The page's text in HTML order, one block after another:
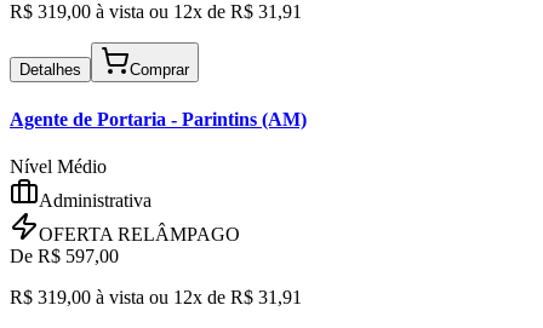
R$ 319,00 à vista ou 12x de R$ 31,91
Detalhes Comprar
Agente de Portaria - Parintins (AM)
Nível Médio
Administrativa
OFERTA RELÂMPAGO
De R$ 597,00
R$ 319,00 à vista ou 12x de R$ 31,91